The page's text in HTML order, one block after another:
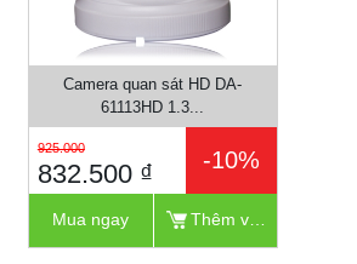
Camera quan sát HD DA-
61113HD 1.3...
925.000
832.500 ₫ -10%
Mua ngay Thêm vào giỏ